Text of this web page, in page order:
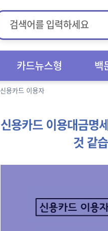
카드뉴스형 백
신용카드 이용자
신용카드 이용대금명
것 같